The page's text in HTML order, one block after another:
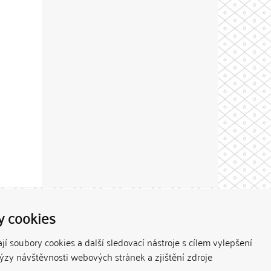
cookies
soubory cookies a další sledovací nástroje s cílem vylepšení
návštěvnosti webových stránek a zjištění zdroje